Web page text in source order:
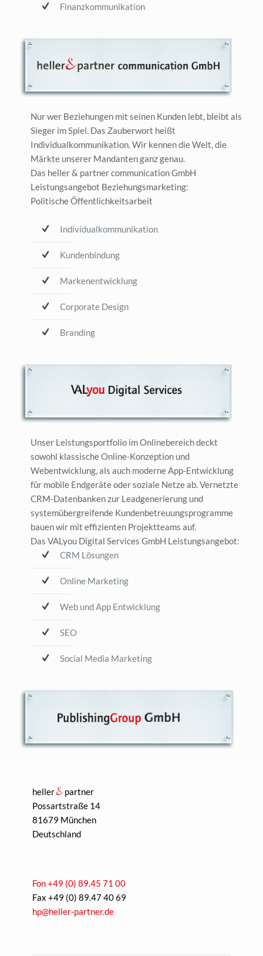
Finanzkommunikation
Nur wer Beziehungen mit seinen Kunden lebt, bleibt als
Sieger im Spiel. Das Zauberwort heißt
Individualkommunikation. Wir kennen die Welt, die
Märkte unserer Mandanten ganz genau.
Das heller & partner communication GmbH
Leistungsangebot Beziehungsmarketing:
Politische Öffentlichkeitsarbeit
Individualkommunikation
Kundenbindung
Markenentwicklung
Corporate Design
Branding
Unser Leistungsportfolio im Onlinebereich deckt
sowohl klassische Online-Konzeption und
Webentwicklung, als auch moderne App-Entwicklung
für mobile Endgeräte oder soziale Netze ab. Vernetzte
CRM-Datenbanken zur Leadgenerierung und
systemübergreifende Kundenbetreuungsprogramme
bauen wir mit effizienten Projektteams auf.
Das VALyou Digital Services GmbH Leistungsangebot:
CRM Lösungen
Online Marketing
Web und App Entwicklung
SEO
Social Media Marketing
heller
partner
Possartstraße 14
81679 München
Deutschland
Fon +49 (0) 89.45 71 00
Fax +49 (0) 89.47 40 69
hp@heller-partner.de